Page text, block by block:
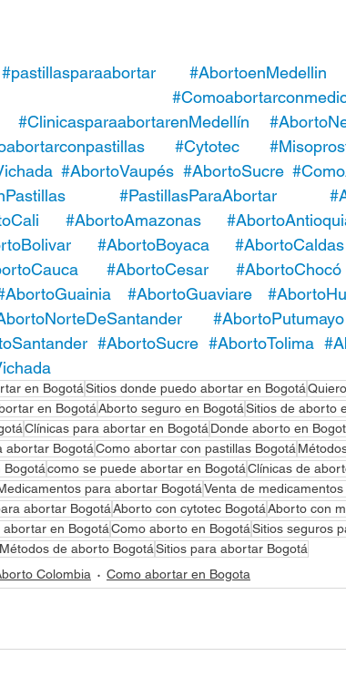
#pastillasparaabortar #AbortoenMedellin
#ClinicasparaabortarenMedellín
#Cytotec
#AbortoVaupés #AbortoSucre
#PastillasParaAbortar
#AbortoAmazonas
#AbortoBoyaca #AbortoCaldas
#AbortoCesar #AbortoChocó
#AbortoGuaviare
#AbortoPutumayo
#AbortoSucre #AbortoTolima
en BogotáSitios donde puedo abortar en Bogotá
en BogotáAborto seguro en BogotáSitios de aborto
Clínicas para abortar en BogotáDonde aborto en
abortar BogotáComo abortar con pastillas Bogotá
Bogotácomo se puede abortar en BogotáClínicas de
para abortar BogotáVenta de
abortar BogotáAborto con cytotec BogotáAborto con
abortar en BogotáComo aborto en BogotáSitios seguros
Métodos de aborto BogotáSitios para abortar Bogotá
Colombia Como abortar en Bogota